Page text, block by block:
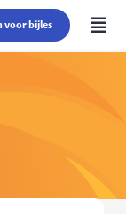
voor bijles